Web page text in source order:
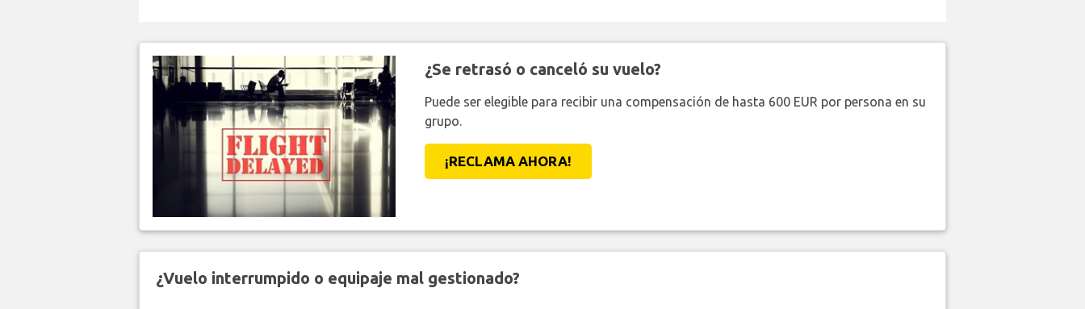
¿Se retrasó o canceló su vuelo?
Puede ser elegible para recibir una compensación de hasta 600 EUR por persona en su
grupo.
¡RECLAMA AHORA!
¿Vuelo interrumpido o equipaje mal gestionado?